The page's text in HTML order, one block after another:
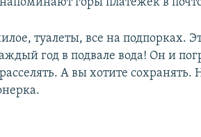
горы платежек в
туалеты, все на подпорках.
год в подвале вода! Он и
А вы хотите